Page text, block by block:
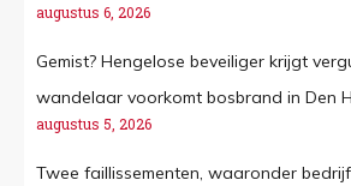
augustus 6, 2026
Gemist? Hengelose beveiliger krijgt
wandelaar voorkomt bosbrand in Den
augustus 5, 2026
Twee faillissementen, waaronder